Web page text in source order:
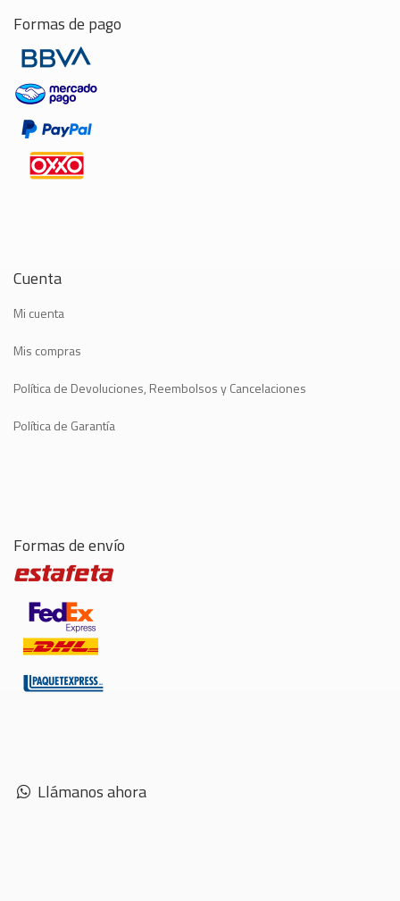
Formas de pago
Cuenta
Mi cuenta
Mis compras
Política de Devoluciones, Reembolsos y Cancelaciones
Política de Garantía
Formas de envío
Llámanos ahora